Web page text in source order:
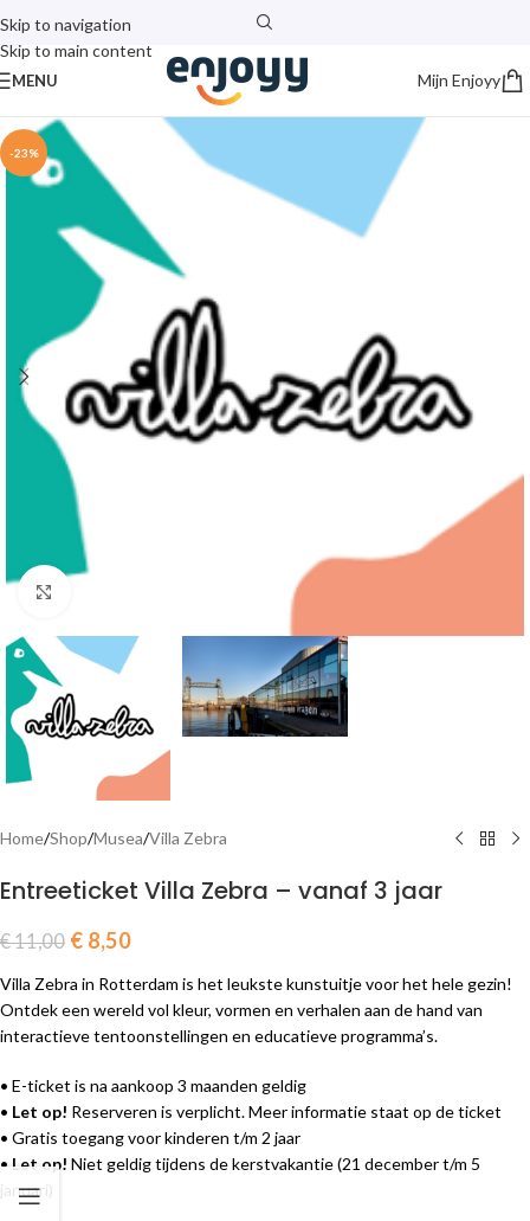
Skip to navigation
Skip to main content
MENU Mijn Enjoyy
-23%
Home/Shop/Musea/Villa Zebra
Entreeticket Villa Zebra – vanaf 3 jaar
€11,00 € 8,50
Villa Zebra in Rotterdam is het leukste kunstuitje voor het hele gezin!
Ontdek een wereld vol kleur, vormen en verhalen aan de hand van
interactieve tentoonstellingen en educatieve programma’s.
• E-ticket is na aankoop 3 maanden geldig
• Let op! Reserveren is verplicht. Meer informatie staat op de ticket
• Gratis toegang voor kinderen t/m 2 jaar
• Let op! Niet geldig tijdens de kerstvakantie (21 december t/m 5
januari)